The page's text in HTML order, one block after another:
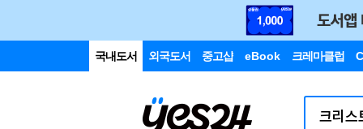
국내도서 외국도서 중고샵 eBook 크레마클럽